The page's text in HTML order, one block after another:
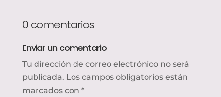
0 comentarios
Enviar un comentario
Tu dirección de correo electrónico no será
publicada. Los campos obligatorios están
marcados con *